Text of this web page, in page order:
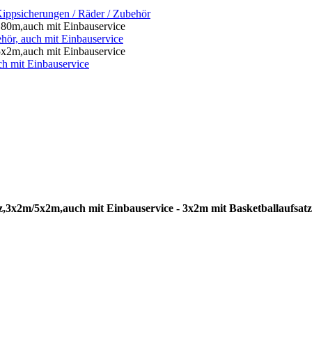
/ Räder / Zubehör
mit Einbauservice
auch mit Einbauservice
mit Einbauservice
mit Einbauservice
5x2m,auch mit Einbauservice - 3x2m mit Basketballaufsatz